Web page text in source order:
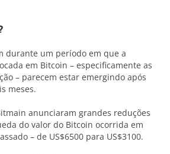
durante um período em que a
em Bitcoin – especificamente as
– parecem estar emergindo após
meses.
anunciaram grandes reduções
do valor do Bitcoin ocorrida em
– de US$6500 para US$3100.